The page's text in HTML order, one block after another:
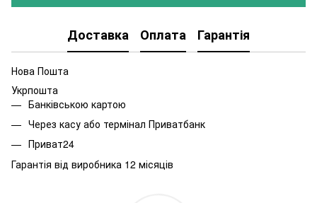
Доставка Оплата Гарантія
Нова Пошта
Укрпошта
Банківською картою
Через касу або термінал Приватбанк
Приват24
Гарантія від виробника 12 місяців